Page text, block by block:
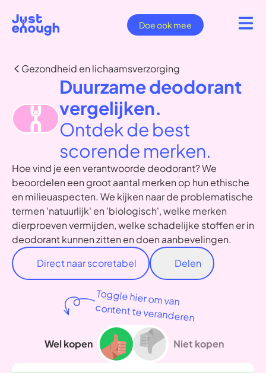
Doe ook mee
Gezondheid en lichaamsverzorging
Duurzame deodorant
vergelijken.
Ontdek de best
scorende merken.
Hoe vind je een verantwoorde deodorant? We
beoordelen een groot aantal merken op hun ethische
en milieuaspecten. We kijken naar de problematische
termen 'natuurlijk' en 'biologisch', welke merken
dierproeven vermijden, welke schadelijke stoffen er in
deodorant kunnen zitten en doen aanbevelingen.
Direct naar scoretabel
Delen
Toggle hier om van
content te veranderen
Wel kopen Niet kopen